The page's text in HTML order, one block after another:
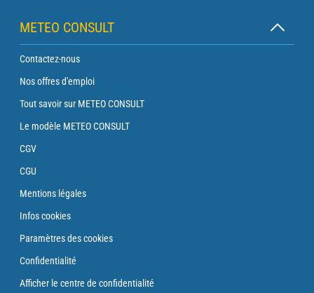
METEO CONSULT
Contactez-nous
Nos offres d'emploi
Tout savoir sur METEO CONSULT
Le modèle METEO CONSULT
CGV
CGU
Mentions légales
Infos cookies
Paramètres des cookies
Confidentialité
Afficher le centre de confidentialité